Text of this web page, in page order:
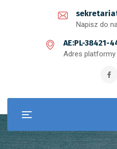
Napisz do
AE:PL-38421-
Adres